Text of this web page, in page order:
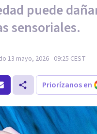
puede
sensoriales.
13 mayo, 2026 - 09:25 CEST
Priorízanos en